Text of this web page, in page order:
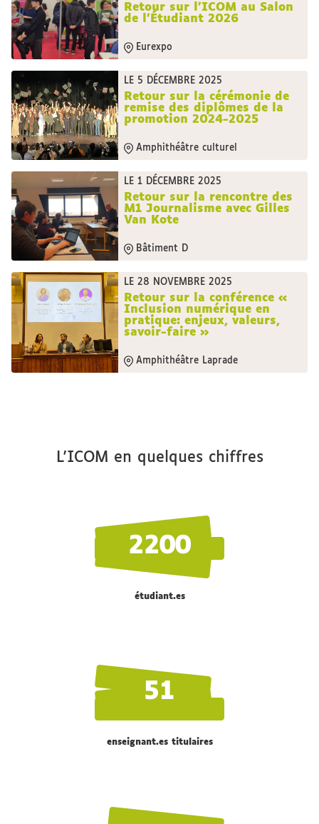
Retour sur l'ICOM au Salon
de l'Étudiant 2026
Eurexpo
LE 5 DÉCEMBRE 2025
Retour sur la cérémonie de
remise des diplômes de la
promotion 2024-2025
Amphithéâtre culturel
LE 1 DÉCEMBRE 2025
Retour sur la rencontre des
M1 Journalisme avec Gilles
Van Kote
Bâtiment D
LE 28 NOVEMBRE 2025
Retour sur la conférence «
Inclusion numérique en
pratique: enjeux, valeurs,
savoir-faire »
Amphithéâtre Laprade
L'ICOM en quelques chiffres
2200
étudiant.es
51
enseignant.es titulaires